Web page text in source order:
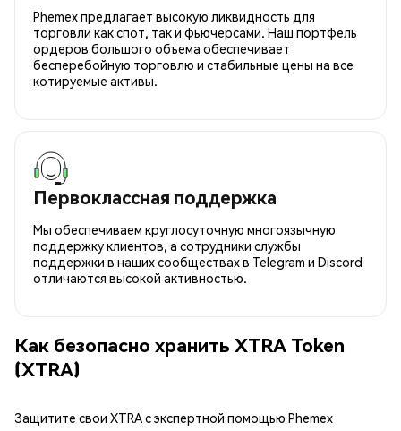
Phemex предлагает высокую ликвидность для
торговли как спот, так и фьючерсами. Наш портфель
ордеров большого объема обеспечивает
бесперебойную торговлю и стабильные цены на все
котируемые активы.
Первоклассная поддержка
Мы обеспечиваем круглосуточную многоязычную
поддержку клиентов, а сотрудники службы
поддержки в наших сообществах в Telegram и Discord
отличаются высокой активностью.
Как безопасно хранить XTRA Token
(XTRA)
Защитите свои XTRA с экспертной помощью Phemex